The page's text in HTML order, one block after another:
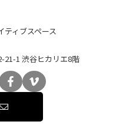
ティブスペース
21-1 渋谷ヒカリエ8階